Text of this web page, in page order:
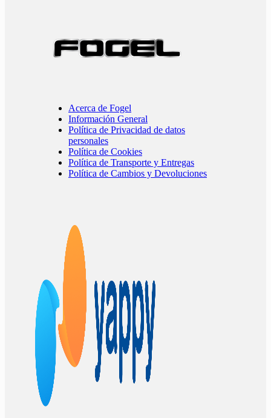
Acerca de Fogel
Información General
Política de Privacidad de datos
personales
Política de Cookies
Política de Transporte y Entregas
Política de Cambios y Devoluciones